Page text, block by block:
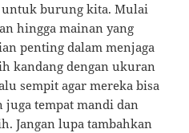
untuk burung kita. Mulai
hingga mainan yang
penting dalam menjaga
kandang dengan ukuran
sempit agar mereka bisa
juga tempat mandi dan
Jangan lupa tambahkan